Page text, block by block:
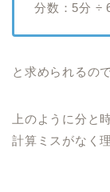
分数：5分 ÷
と求められるので
上のように分と
計算ミスがなく